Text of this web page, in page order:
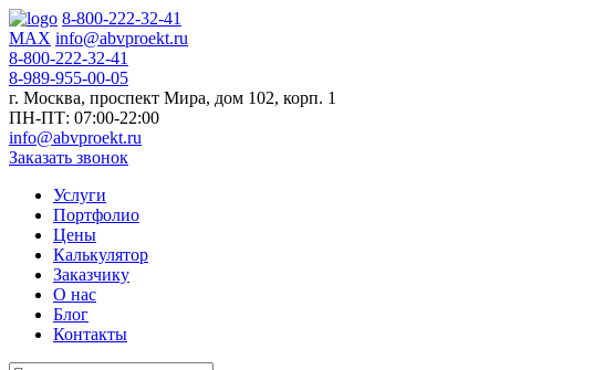
8-800-222-32-41
MAX info@abvproekt.ru
8-800-222-32-41
8-989-955-00-05
г. Москва, проспект Мира, дом 102, корп. 1
ПН-ПТ: 07:00-22:00
info@abvproekt.ru
Заказать звонок
Услуги
Портфолио
Цены
Калькулятор
Заказчику
О нас
Блог
Контакты